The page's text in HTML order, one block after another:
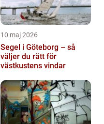
10 maj 2026
Segel i Göteborg – så
väljer du rätt för
västkustens vindar